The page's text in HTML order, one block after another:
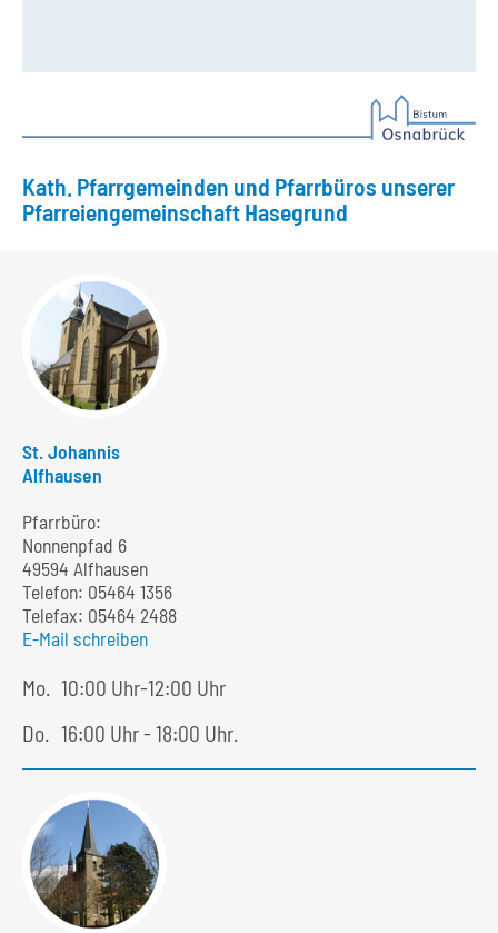
Kath. Pfarrgemeinden und Pfarrbüros unserer
Pfarreiengemeinschaft Hasegrund
St. Johannis
Alfhausen
Pfarrbüro:
Nonnenpfad 6
49594 Alfhausen
Telefon: 05464 1356
Telefax: 05464 2488
E-Mail schreiben
Mo.
10:00 Uhr-12:00 Uhr
Do.
16:00 Uhr - 18:00 Uhr.